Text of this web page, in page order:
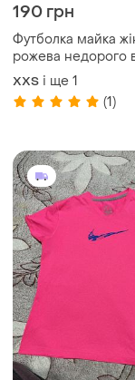
190 грн
Футболка майка
рожева недорого
наявності
XХS і ще 1
(1)